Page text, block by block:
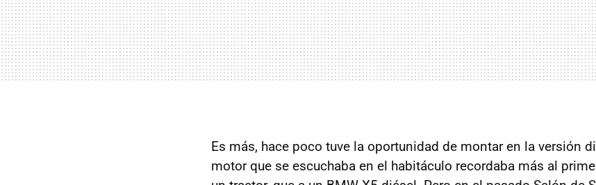
Es más, hace poco tuve la oportunidad de montar en la versión
motor que se escuchaba en el habitáculo recordaba más al